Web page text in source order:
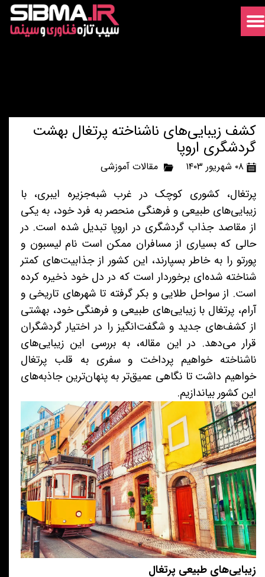
کشف زیبایی‌های ناشناخته پرتغال بهشت
گردشگری اروپا
۰۸ شهریور ۱۴۰۳ مقالات آموزشی
پرتغال، کشوری کوچک در غرب شبه‌جزیره ایبری، با
زیبایی‌های طبیعی و فرهنگی منحصر به فرد خود، به یکی
از مقاصد جذاب گردشگری در اروپا تبدیل شده است. در
حالی که بسیاری از مسافران ممکن است نام لیسبون و
پورتو را به خاطر بسپارند، این کشور از جذابیت‌های کمتر
شناخته شده‌ای برخوردار است که در دل خود ذخیره کرده
است. از سواحل طلایی و بکر گرفته تا شهرهای تاریخی و
آرام، پرتغال با زیبایی‌های طبیعی و فرهنگی خود، بهشتی
از کشف‌های جدید و شگفت‌انگیز را در اختیار گردشگران
قرار می‌دهد. در این مقاله، به بررسی این زیبایی‌های
ناشناخته خواهیم پرداخت و سفری به قلب پرتغال
خواهیم داشت تا نگاهی عمیق‌تر به پنهان‌ترین جاذبه‌های
این کشور بیاندازیم.
زیبایی‌های طبیعی پرتغال